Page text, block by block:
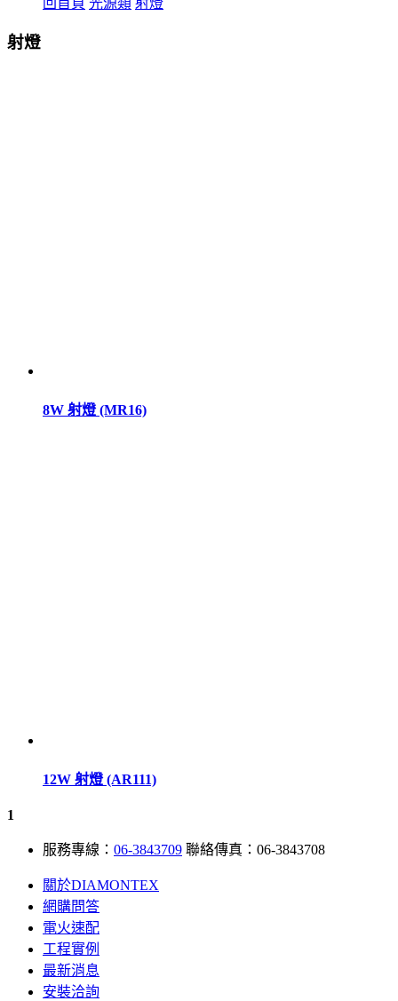
射燈
8W 射燈 (MR16)
12W 射燈 (AR111)
1
服務專線： 06-3843709 聯絡傳真：06-3843708
關於DIAMONTEX
網購問答
電火速配
工程實例
最新消息
安裝洽詢